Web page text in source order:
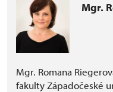
Mgr.
Mgr. Romana
fakulty Západočeské